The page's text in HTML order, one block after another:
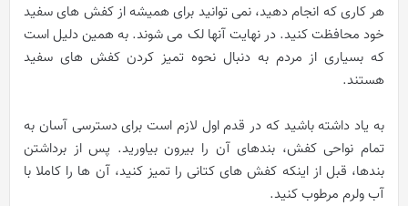
هر کاری که انجام دهید، نمی توانید برای همیشه از کفش های سفید
خود محافظت کنید. در نهایت آنها لک می شوند. به همین دلیل است
که بسیاری از مردم به دنبال نحوه تمیز کردن کفش های سفید
هستند.
به یاد داشته باشید که در قدم اول لازم است برای دسترسی آسان به
تمام نواحی کفش، بندهای آن را بیرون بیاورید. پس از برداشتن
بندها، قبل از اینکه کفش های کتانی را تمیز کنید، آن ها را کاملا با
آب ولرم مرطوب کنید.